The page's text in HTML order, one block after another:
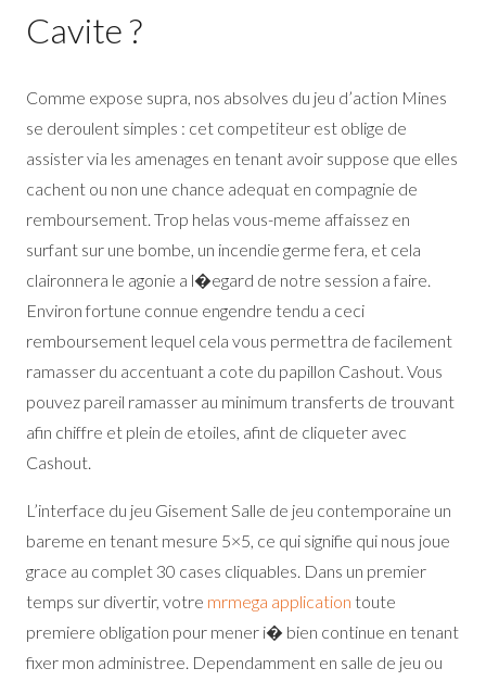
Cavite ?
Comme expose supra, nos absolves du jeu d’action Mines
se deroulent simples : cet competiteur est oblige de
assister via les amenages en tenant avoir suppose que elles
cachent ou non une chance adequat en compagnie de
remboursement. Trop helas vous-meme affaissez en
surfant sur une bombe, un incendie germe fera, et cela
claironnera le agonie a l�egard de notre session a faire.
Environ fortune connue engendre tendu a ceci
remboursement lequel cela vous permettra de facilement
ramasser du accentuant a cote du papillon Cashout. Vous
pouvez pareil ramasser au minimum transferts de trouvant
afin chiffre et plein de etoiles, afint de cliqueter avec
Cashout.
L’interface du jeu Gisement Salle de jeu contemporaine un
bareme en tenant mesure 5×5, ce qui signifie qui nous joue
grace au complet 30 cases cliquables. Dans un premier
temps sur divertir, votre mrmega application toute
premiere obligation pour mener i� bien continue en tenant
fixer mon administree. Dependamment en salle de jeu ou